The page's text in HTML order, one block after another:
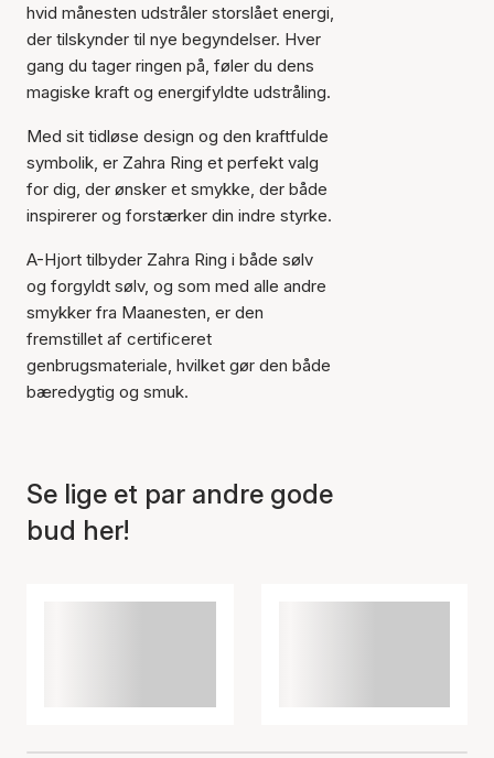
Varen er tilføjet til kurven
hvid månesten udstråler storslået energi,
der tilskynder til nye begyndelser. Hver
gang du tager ringen på, føler du dens
magiske kraft og energifyldte udstråling.
Med sit tidløse design og den kraftfulde
symbolik, er Zahra Ring et perfekt valg
for dig, der ønsker et smykke, der både
inspirerer og forstærker din indre styrke.
A-Hjort tilbyder Zahra Ring i både sølv
og forgyldt sølv, og som med alle andre
smykker fra Maanesten, er den
fremstillet af certificeret
genbrugsmateriale, hvilket gør den både
bæredygtig og smuk.
Se lige et par andre gode
bud her!